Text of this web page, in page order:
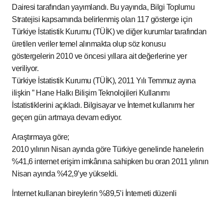
Dairesi tarafından yayımlandı. Bu yayında, Bilgi Toplumu
Stratejisi kapsamında belirlenmiş olan 117 gösterge için
Türkiye İstatistik Kurumu (TÜİK) ve diğer kurumlar tarafından
üretilen veriler temel alınmakta olup söz konusu
göstergelerin 2010 ve öncesi yıllara ait değerlerine yer
veriliyor.
Türkiye İstatistik Kurumu (TÜİK), 2011 Yılı Temmuz ayına
ilişkin ” Hane Halkı Bilişim Teknolojileri Kullanımı
İstatistiklerini açıkladı. Bilgisayar ve İnternet kullanımı her
geçen gün artmaya devam ediyor.
Araştırmaya göre;
2010 yılının Nisan ayında göre Türkiye genelinde hanelerin
%41,6 internet erişim imkânına sahipken bu oran 2011 yılının
Nisan ayında %42,9’ye yükseldi.
İnternet kullanan bireylerin %89,5’i İnterneti düzenli